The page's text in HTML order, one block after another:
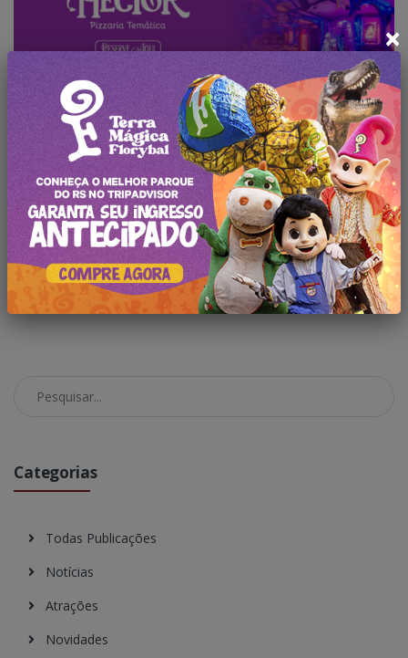
Deixe seu comentário
Façaloginpara comentar a
publicação.
Pesquisar no Blog
Categorias
Todas Publicações
Notícias
Atrações
Novidades
×